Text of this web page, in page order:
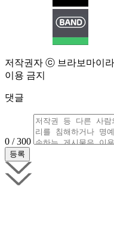
저작권자 ⓒ 브라보마이
이용 금지
댓글
0 / 300